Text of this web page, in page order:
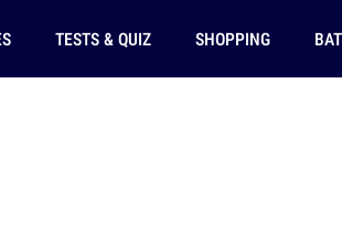
TESTS & QUIZ SHOPPING